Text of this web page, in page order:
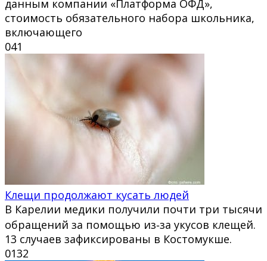
данным компании «Платформа ОФД»,
стоимость обязательного набора школьника,
включающего
041
Клещи продолжают кусать людей
В Карелии медики получили почти три тысячи
обращений за помощью из‑за укусов клещей.
13 случаев зафиксированы в Костомукше.
0132